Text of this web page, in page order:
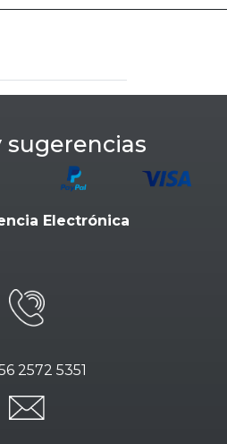
sugerencias
Electrónica
2572 5351